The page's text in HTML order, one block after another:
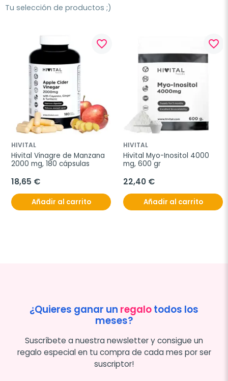
Tu selección de productos ;)
favorite_border
HIVITAL
Hivital Vinagre de Manzana
2000 mg, 180 cápsulas
18,65 €
Añadir al carrito
favorite_border
HIVITAL
Hivital Myo-Inositol 4000
mg, 600 gr
22,40 €
Añadir al carrito
¿Quieres ganar un regalotodos los
meses?
Suscríbete a nuestra newsletter y consigue un
regalo especial en tu compra de cada mes por ser
suscriptor!